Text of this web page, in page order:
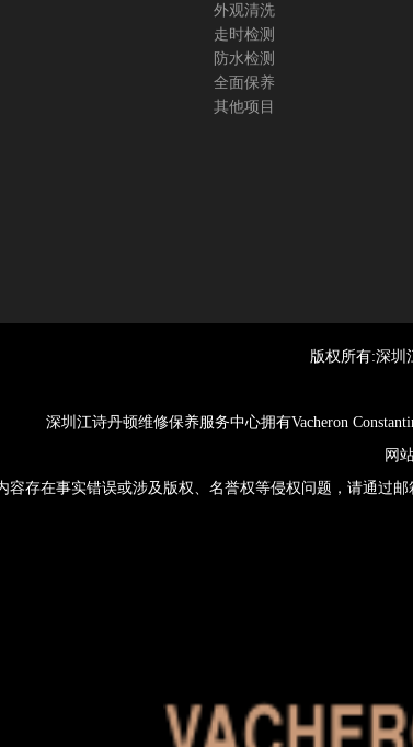
外观清洗
走时检测
防水检测
全面保养
其他项目
版权所有:深圳
深圳江诗丹顿维修保养服务中心拥有Vacheron
网
存在事实错误或涉及版权、名誉权等侵权问题，请通过